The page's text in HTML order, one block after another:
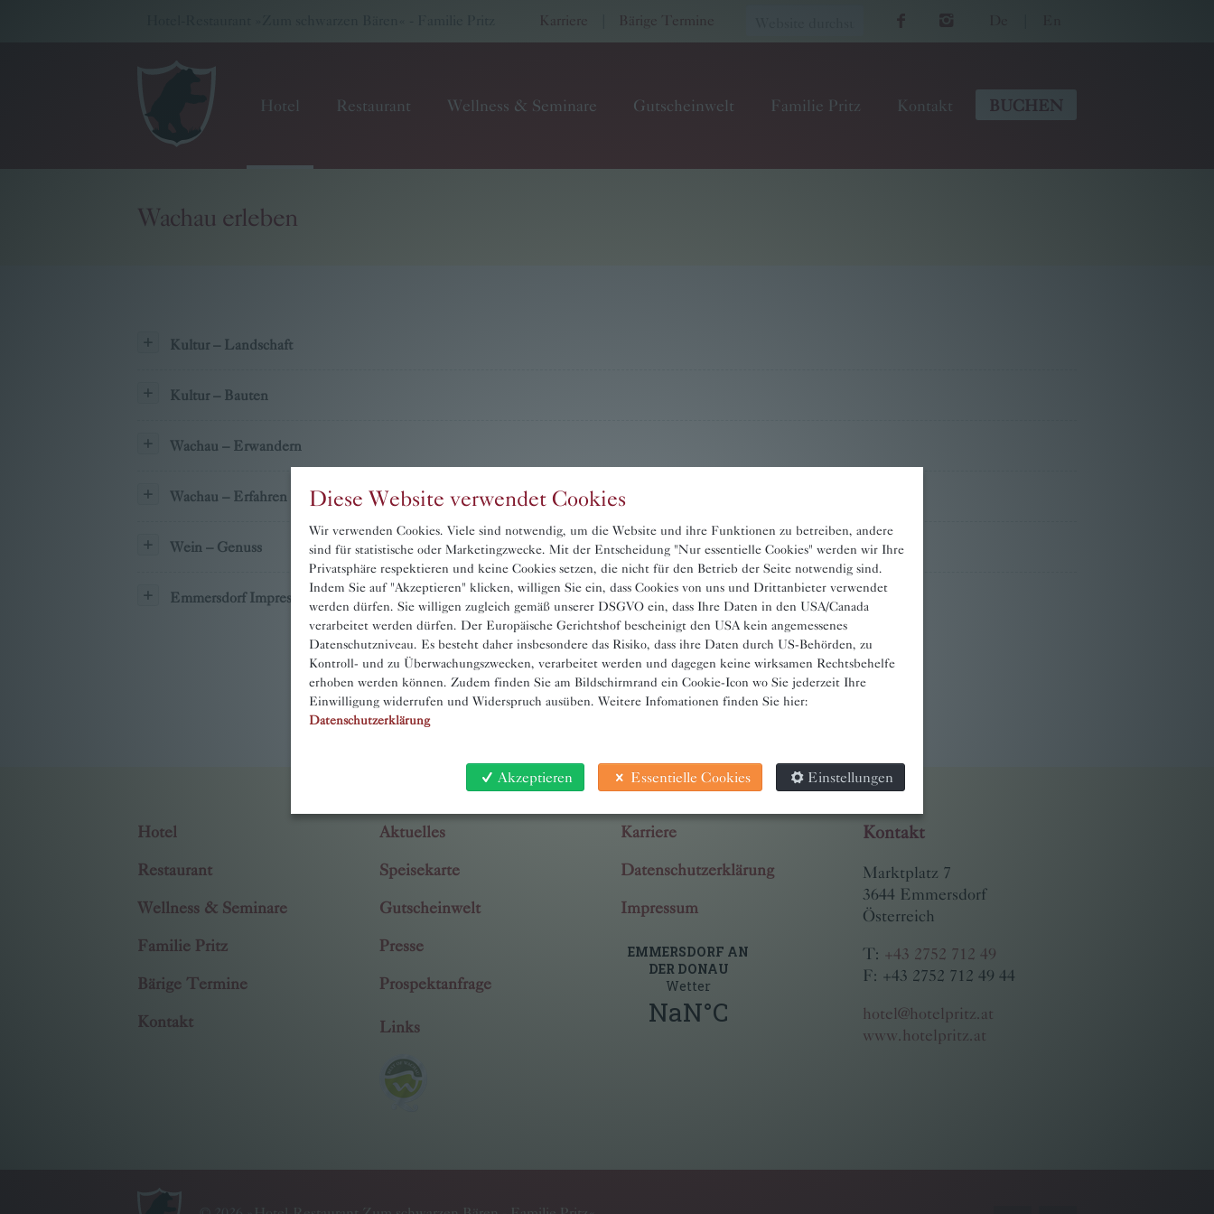
Karriere Bärige Termine
Hotel Restaurant Wellness & Seminare Gutscheinwelt Familie Pritz Kontakt BUCHEN
Wellness & Seminare
Buchen
Wachau erleben
Kultur – Landschaft
Kultur – Bauten
Wachau – Erwandern
Wachau – Erfahren
Wein – Genuss
Emmersdorf Impressionen
Hotel
Restaurant
Wellness & Seminare
Familie Pritz
Bärige Termine
Kontakt
Aktuelles
Speisekarte
Gutscheinwelt
Presse
Prospektanfrage
Links
Karriere
Datenschutzerklärung
Impressum
Kontakt
Marktplatz 7
3644 Emmersdorf
Österreich
T: +43 2752 712 49
F: +43 2752 712 49 44
hotel@hotelpritz.at
www.hotelpritz.at
Diese Website verwendet Cookies
Wir verwenden Cookies. Viele sind notwendig, um die Website und ihre Funktionen zu betreiben, andere
sind für statistische oder Marketingzwecke. Mit der Entscheidung "Nur essentielle Cookies" werden wir Ihre
Privatsphäre respektieren und keine Cookies setzen, die nicht für den Betrieb der Seite notwendig sind.
Indem Sie auf "Akzeptieren" klicken, willigen Sie ein, dass Cookies von uns und Drittanbieter verwendet
werden dürfen. Sie willigen zugleich gemäß unserer DSGVO ein, dass Ihre Daten in den USA/Canada
verarbeitet werden dürfen. Der Europäische Gerichtshof bescheinigt den USA kein angemessenes
Datenschutzniveau. Es besteht daher insbesondere das Risiko, dass ihre Daten durch US-Behörden, zu
Kontroll- und zu Überwachungszwecken, verarbeitet werden und dagegen keine wirksamen Rechtsbehelfe
erhoben werden können. Zudem finden Sie am Bildschirmrand ein Cookie-Icon wo Sie jederzeit Ihre
Einwilligung widerrufen und Widerspruch ausüben. Weitere Infomationen finden Sie hier:
Datenschutzerklärung
Akzeptieren Essentielle Cookies Einstellungen